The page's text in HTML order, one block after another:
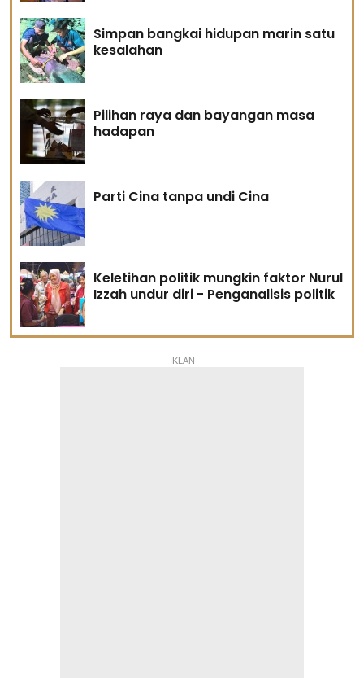
Simpan bangkai hidupan marin satu
kesalahan
Pilihan raya dan bayangan masa
hadapan
Parti Cina tanpa undi Cina
Keletihan politik mungkin faktor Nurul
Izzah undur diri - Penganalisis politik
- IKLAN -